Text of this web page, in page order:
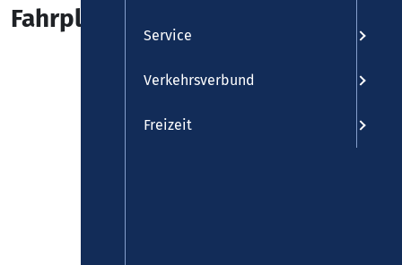
Fahrplanauskunft
Service
Verkehrsverbund
Freizeit